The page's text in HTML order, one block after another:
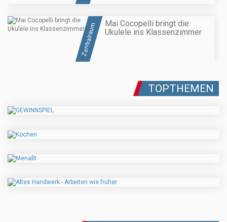
Zentralraum
Mai Cocopelli bringt die
Ukulele ins Klassenzimmer
TOPTHEMEN